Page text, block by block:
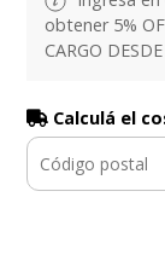
obtener 5%
CARGO
Calculá el